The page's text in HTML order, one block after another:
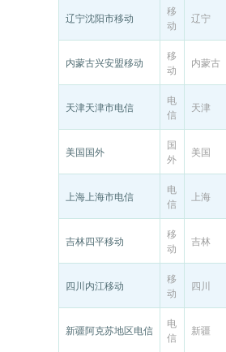
辽宁沈阳市移动
移
动
辽宁
内蒙古兴安盟移动
移
动
内蒙古
天津天津市电信
电
信
天津
美国国外
国
外
美国
上海上海市电信
电
信
上海
吉林四平移动
移
动
吉林
四川内江移动
移
动
四川
新疆阿克苏地区电信
电
信
新疆